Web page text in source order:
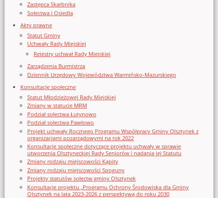
Zastępca Skarbnika
Sołectwa i Osiedla
Akty prawne
Statut Gminy
Uchwały Rady Miejskiej
Rejestry uchwał Rady Miejskiej
Zarządzenia Burmistrza
Dziennik Urzędowy Województwa Warmińsko-Mazurskiego
Konsultacje społeczne
Statut Młodzieżowej Rady Miejskiej
Zmiany w statucie MRM
Podział sołectwa Łutynowo
Podział sołectwa Pawłowo
Projekt uchwały Rocznego Programu Współpracy Gminy Olsztynek z
organizacjami pozarządowymi na rok 2022
Konsultacje społeczne dotyczące projektu uchwały w sprawie
utworzenia Olsztyneckiej Rady Seniorów i nadania jej Statutu
Zmiany rodzaju miejscowości Kąpity
Zmiany rodzaju miejscowości Spoguny
Projekty statutów sołectw gminy Olsztynek
Konsultacje projektu „Programu Ochrony Środowiska dla Gminy
Olsztynek na lata 2023-2026 z perspektywą do roku 2030